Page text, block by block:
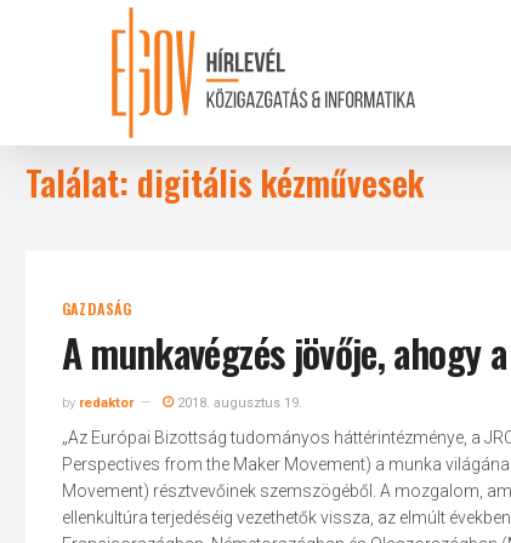
Találat: digitális kézművesek
GAZDASÁG
A munkavégzés jövője,
by redaktor 2018. augusztus 19.
„Az Európai Bizottság tudományos háttérintézménye, a
Perspectives from the Maker Movement) a munka
Movement) résztvevőinek szemszögéből. A mozgalom,
ellenkultúra terjedéséig vezethetők vissza, az elmúlt